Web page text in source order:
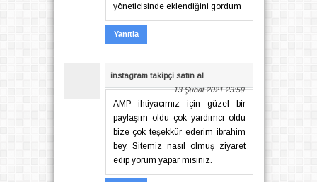
yöneticisinde eklendiğini gordum
Yanıtla
instagram takipçi satın al
13 Şubat 2021 23:59
AMP ihtiyacımız için güzel bir
paylaşım oldu çok yardımcı oldu
bize çok teşekkür ederim ibrahim
bey. Sitemiz nasıl olmuş ziyaret
edip yorum yapar mısınız.